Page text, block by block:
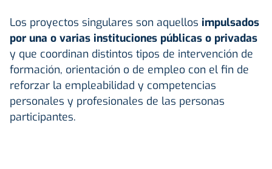
Los proyectos singulares son aquellos impulsados
por una o varias instituciones públicas o privadas
y que coordinan distintos tipos de intervención de
formación, orientación o de empleo con el fin de
reforzar la empleabilidad y competencias
personales y profesionales de las personas
participantes.